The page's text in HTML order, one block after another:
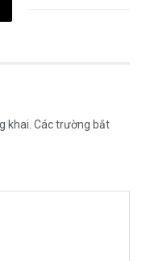
khai. Các trường bắt